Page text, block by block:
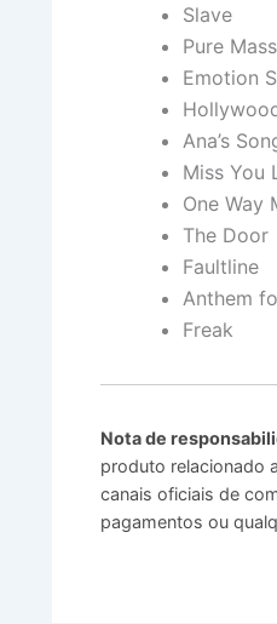
Slave
Pure
Emotion
Ana’s
Miss You
One Way
The Door
Faultline
Anthem
Freak
Nota de
produto relacionado
canais oficiais de
pagamentos ou